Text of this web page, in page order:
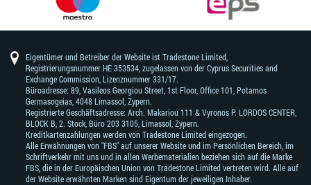
Eigentümer und Betreiber der Website ist Tradestone Limited,
Registrierungsnummer HE 353534, zugelassen von der Cyprus Securities and
Exchange Commission, Lizenznummer 331/17.
Büroadresse: 89, Vasileos Georgiou Street, 1st Floor, Office 101, Potamos
Germasogeias, 4048 Limassol, Zypern.
Registrierte Geschäftsadresse: Arch. Makariou 111 & Vyronos Р. LORDOS CENTER,
BLOCK В, 2. Stock, Büro 203 3105, Limassol, Zypern.
Kreditkartenzahlungen werden von Tradestone Limited eingezogen.
Alle Erwähnungen von "FBS" auf unserer Website und im Persönlichen Bereich, im
Schriftverkehr mit uns und in allen Werbematerialien beziehen sich auf die Marke
FBS, die in der Europäischen Union von Tradestone Limited vertreten wird. Alle auf
der Website erwähnten Marken sind Eigentum der jeweiligen Inhaber.